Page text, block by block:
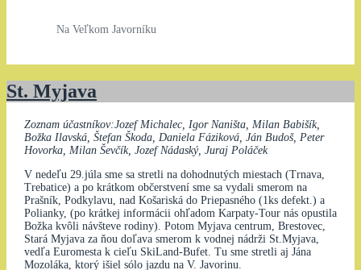
Na Veľkom Javorníku
St. Myjava
Zoznam účastníkov:Jozef Michalec, Igor Naništa, Milan Babišík,
Božka Ilavská, Štefan Škoda, Daniela Fáziková, Ján Budoš, Peter
Hovorka, Milan Ševčík, Jozef Nádaský, Juraj Poláček
V nedeľu 29.júla sme sa stretli na dohodnutých miestach (Trnava,
Trebatice) a po krátkom občerstvení sme sa vydali smerom na
Prašník, Podkylavu, nad Košariská do Priepasného (1ks defekt.) a
Polianky, (po krátkej informácii ohľadom Karpaty-Tour nás opustila
Božka kvôli návšteve rodiny). Potom Myjava centrum, Brestovec,
Stará Myjava za ňou doľava smerom k vodnej nádrži St.Myjava,
vedľa Euromesta k cieľu SkiLand-Bufet. Tu sme stretli aj Jána
Mozoláka, ktorý išiel sólo jazdu na V. Javorinu.